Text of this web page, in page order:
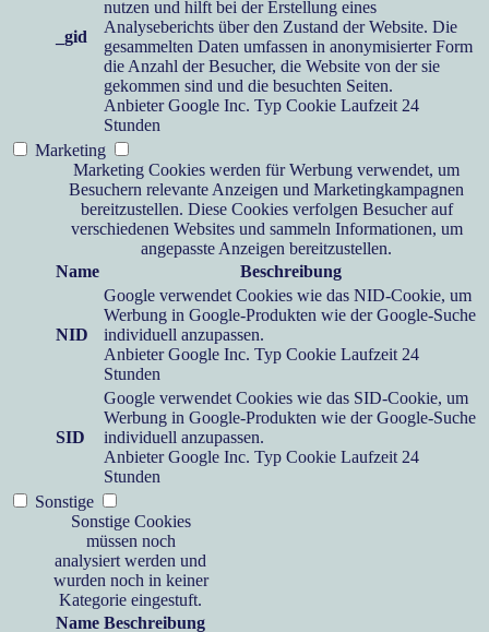
_gid
nutzen und hilft bei der Erstellung eines
Analyseberichts über den Zustand der Website. Die
gesammelten Daten umfassen in anonymisierter Form
die Anzahl der Besucher, die Website von der sie
gekommen sind und die besuchten Seiten.
Anbieter Google Inc. Typ Cookie Laufzeit 24
Stunden
Marketing
Marketing Cookies werden für Werbung verwendet, um
Besuchern relevante Anzeigen und Marketingkampagnen
bereitzustellen. Diese Cookies verfolgen Besucher auf
verschiedenen Websites und sammeln Informationen, um
angepasste Anzeigen bereitzustellen.
Name
Beschreibung
NID
Google verwendet Cookies wie das NID-Cookie, um
Werbung in Google-Produkten wie der Google-Suche
individuell anzupassen.
Anbieter Google Inc. Typ Cookie Laufzeit 24
Stunden
SID
Google verwendet Cookies wie das SID-Cookie, um
Werbung in Google-Produkten wie der Google-Suche
individuell anzupassen.
Anbieter Google Inc. Typ Cookie Laufzeit 24
Stunden
Sonstige
Sonstige Cookies
müssen noch
analysiert werden und
wurden noch in keiner
Kategorie eingestuft.
Name Beschreibung